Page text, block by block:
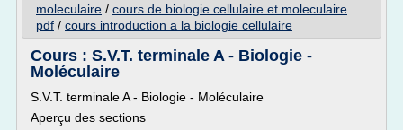
moleculaire / cours de biologie cellulaire et moleculaire
pdf / cours introduction a la biologie cellulaire
Cours : S.V.T. terminale A - Biologie -
Moléculaire
S.V.T. terminale A - Biologie - Moléculaire
Aperçu des sections